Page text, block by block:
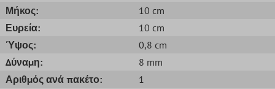
Μήκος:
10 cm
Ευρεία:
10 cm
Ύψος:
0,8 cm
Δύναμη:
8 mm
Αριθμός ανά πακέτο:
1